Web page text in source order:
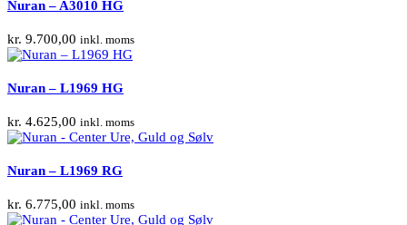
Nuran – A3010 HG
kr. 9.700,00 inkl. moms
Nuran – L1969 HG
kr. 4.625,00 inkl. moms
Nuran – L1969 RG
kr. 6.775,00 inkl. moms